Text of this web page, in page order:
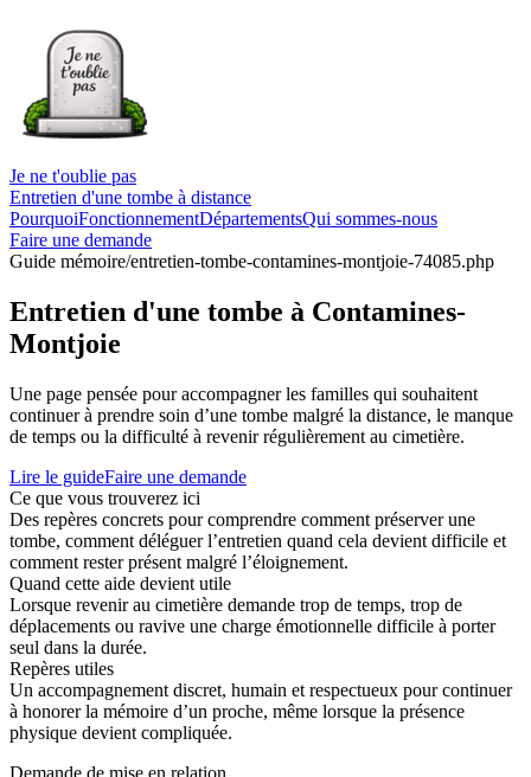
Je ne t'oublie pas
Entretien d'une tombe à distance
PourquoiFonctionnementDépartementsQui sommes-nous
Faire une demande
Guide mémoire/entretien-tombe-contamines-montjoie-74085.php
Entretien d'une tombe à Contamines-
Montjoie
Une page pensée pour accompagner les familles qui souhaitent
continuer à prendre soin d’une tombe malgré la distance, le manque
de temps ou la difficulté à revenir régulièrement au cimetière.
Lire le guideFaire une demande
Ce que vous trouverez ici
Des repères concrets pour comprendre comment préserver une
tombe, comment déléguer l’entretien quand cela devient difficile et
comment rester présent malgré l’éloignement.
Quand cette aide devient utile
Lorsque revenir au cimetière demande trop de temps, trop de
déplacements ou ravive une charge émotionnelle difficile à porter
seul dans la durée.
Repères utiles
Un accompagnement discret, humain et respectueux pour continuer
à honorer la mémoire d’un proche, même lorsque la présence
physique devient compliquée.
Demande de mise en relation